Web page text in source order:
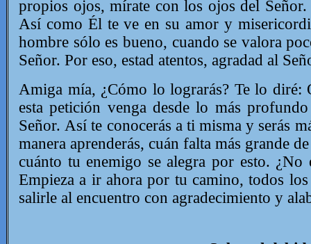
propios ojos, mírate con los ojos del
Así como Él te ve en su amor y
hombre sólo es bueno, cuando se valora
Señor. Por eso, estad atentos, agradad al
Amiga mía, ¿Cómo lo lograrás? Te lo
esta petición venga desde lo más
Señor. Así te conocerás a ti misma y serás
manera aprenderás, cuán falta más grande
cuánto tu enemigo se alegra por esto. ¿No
Empieza a ir ahora por tu camino, todos
salirle al encuentro con agradecimiento y